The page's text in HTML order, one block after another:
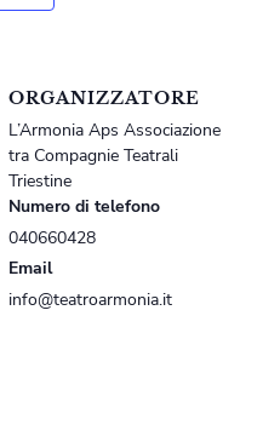
ORGANIZZATORE
L’Armonia Aps Associazione
tra Compagnie Teatrali
Triestine
Numero di telefono
040660428
Email
info@teatroarmonia.it